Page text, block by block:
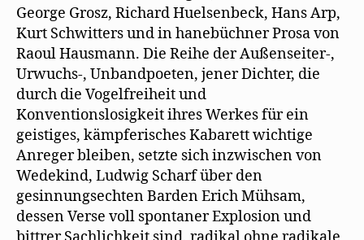
George Grosz, Richard Huelsenbeck, Hans Arp,
Kurt Schwitters und in hanebüchner Prosa von
Raoul Hausmann. Die Reihe der Außenseiter-,
Urwuchs-, Unbandpoeten, jener Dichter, die
durch die Vogelfreiheit und
Konventionslosigkeit ihres Werkes für ein
geistiges, kämpferisches Kabarett wichtige
Anreger bleiben, setzte sich inzwischen von
Wedekind, Ludwig Scharf über den
gesinnungsechten Barden Erich Mühsam,
dessen Verse voll spontaner Explosion und